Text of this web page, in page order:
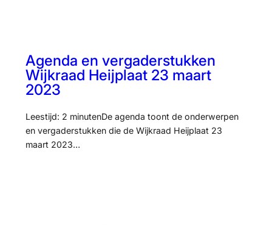
Agenda en vergaderstukken
Wijkraad Heijplaat 23 maart
2023
Leestijd: 2 minutenDe agenda toont de onderwerpen
en vergaderstukken die de Wijkraad Heijplaat 23
maart 2023…